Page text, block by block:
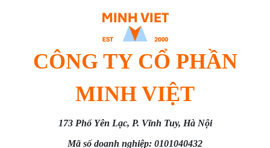
CÔNG TY CỔ PHẦN
MINH VIỆT
173 Phố Yên Lạc, P. Vĩnh Tuy, Hà Nội
Mã số doanh nghiệp: 0101040432